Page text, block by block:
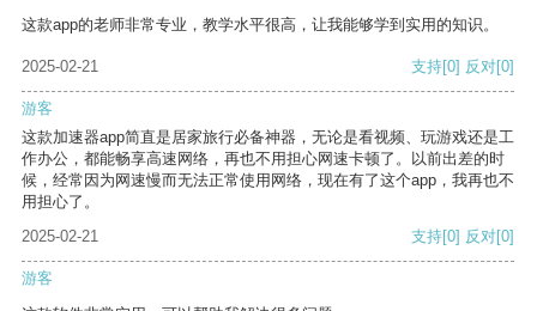
这款app的老师非常专业，教学水平很高，让我能够学到实用的知识。
2025-02-21 支持[0] 反对[0]
游客
这款加速器app简直是居家旅行必备神器，无论是看视频、玩游戏还是工
作办公，都能畅享高速网络，再也不用担心网速卡顿了。以前出差的时
候，经常因为网速慢而无法正常使用网络，现在有了这个app，我再也不
用担心了。
2025-02-21
支持[0] 反对[0]
游客